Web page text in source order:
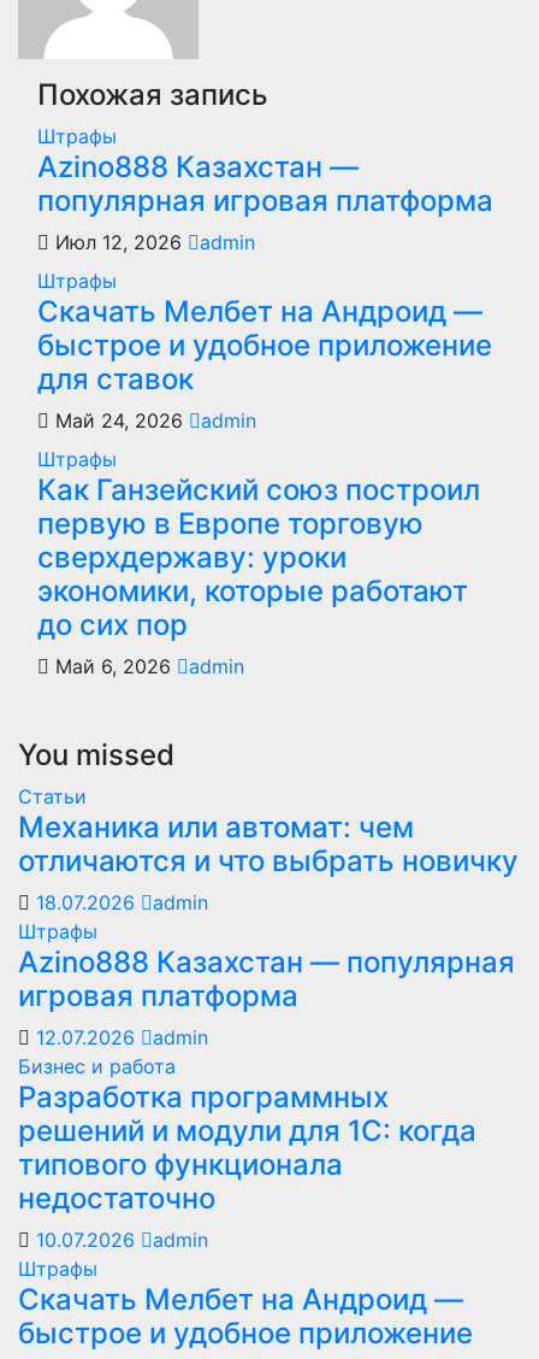
Похожая запись
Штрафы
Azino888 Казахстан —
популярная игровая платформа
Июл 12, 2026
admin
Штрафы
Скачать Мелбет на Андроид —
быстрое и удобное приложение
для ставок
Май 24, 2026
admin
Штрафы
Как Ганзейский союз построил
первую в Европе торговую
сверхдержаву: уроки
экономики, которые работают
до сих пор
Май 6, 2026 admin
You missed
Статьи
Механика или автомат: чем
отличаются и что выбрать новичку
18.07.2026
admin
Штрафы
Azino888 Казахстан — популярная
игровая платформа
12.07.2026
admin
Бизнес и работа
Разработка программных
решений и модули для 1С: когда
типового функционала
недостаточно
10.07.2026
admin
Штрафы
Скачать Мелбет на Андроид —
быстрое и удобное приложение